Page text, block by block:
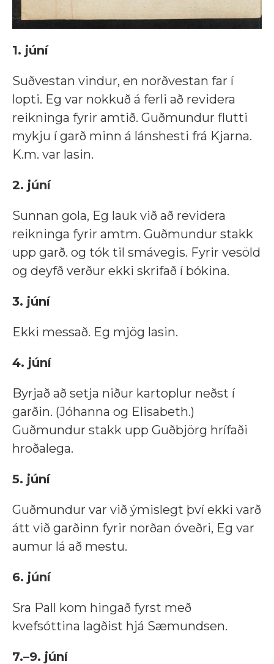
1. júní
Suðvestan vindur, en norðvestan far í
lopti. Eg var nokkuð á ferli að revidera
reikninga fyrir amtið. Guðmundur flutti
mykju í garð minn á lánshesti frá Kjarna.
K.m. var lasin.
2. júní
Sunnan gola, Eg lauk við að revidera
reikninga fyrir amtm. Guðmundur stakk
upp garð. og tók til smávegis. Fyrir vesöld
og deyfð verður ekki skrifað í bókina.
3. júní
Ekki messað. Eg mjög lasin.
4. júní
Byrjað að setja niður kartoplur neðst í
garðin. (Jóhanna og Elisabeth.)
Guðmundur stakk upp Guðbjörg hrífaði
hroðalega.
5. júní
Guðmundur var við ýmislegt því ekki varð
átt við garðinn fyrir norðan óveðri, Eg var
aumur lá að mestu.
6. júní
Sra Pall kom hingað fyrst með
kvefsóttina lagðist hjá Sæmundsen.
7.–9. júní